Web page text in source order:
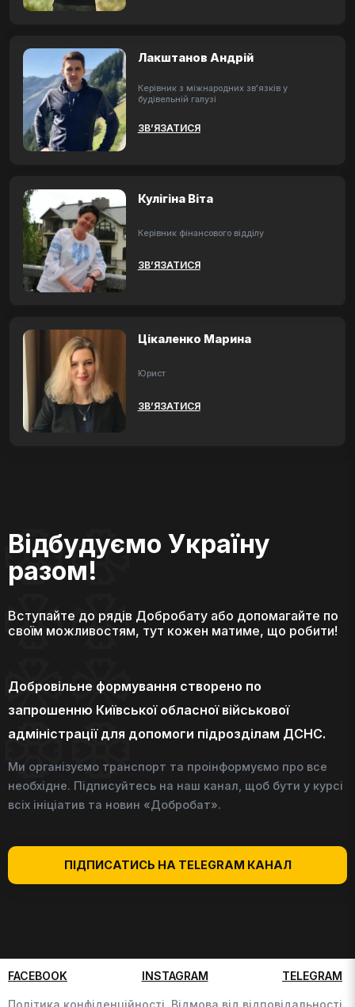
Лакштанов Андрій
Керівник з міжнародних зв'язків у
будівельній галузі
ЗВ’ЯЗАТИСЯ
Кулігіна Віта
Керівник фінансового відділу
ЗВ’ЯЗАТИСЯ
Цікаленко Марина
Юрист
ЗВ’ЯЗАТИСЯ
Відбудуємо Україну
разом!
Вступайте до рядів Добробату або допомагайте по
своїм можливостям, тут кожен матиме, що робити!
Добровільне формування створено по
запрошенню Київської обласної військової
адміністрації для допомоги підрозділам ДСНС.
Ми організуємо транспорт та проінформуємо про все
необхідне. Підписуйтесь на наш канал, щоб бути у курсі
всіх ініціатив та новин «Добробат».
ПІДПИСАТИСЬ НА TELEGRAM КАНАЛ
FACEBOOK INSTAGRAM TELEGRAM
Політика конфіденційності, Відмова від відповідальності